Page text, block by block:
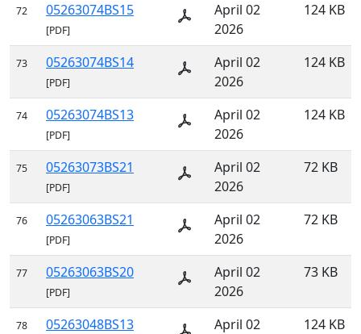
72 05263074BS15
[PDF]
April 02
2026
124 KB
73 05263074BS14
[PDF]
April 02
2026
124 KB
74 05263074BS13
[PDF]
April 02
2026
124 KB
75 05263073BS21
[PDF]
April 02
2026
72 KB
76 05263063BS21
[PDF]
April 02
2026
72 KB
77 05263063BS20
[PDF]
April 02
2026
73 KB
78 05263048BS13
April 02
124 KB